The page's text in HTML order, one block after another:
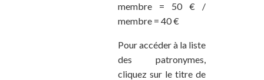
membre = 50 € /
membre = 40 €
Pour accéder à la liste
des patronymes,
cliquez sur le titre de